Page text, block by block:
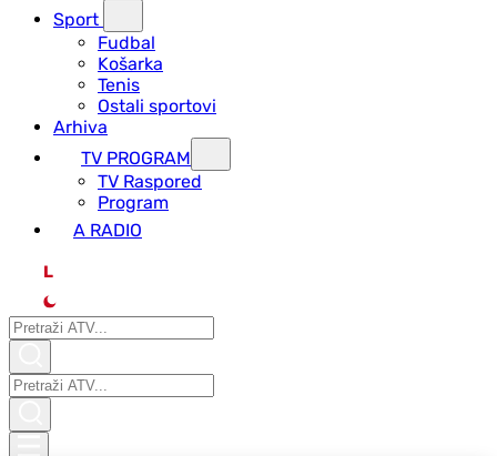
Sport
Fudbal
Košarka
Tenis
Ostali sportovi
Arhiva
TV PROGRAM
ТV Raspored
Program
A RADIO
L